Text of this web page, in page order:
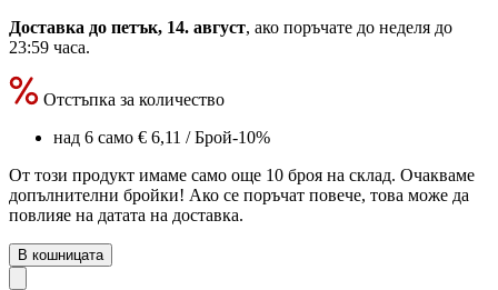
Доставка до петък, 14. август, ако поръчате до неделя до
23:59 часа.
Отстъпка за количество
над 6 само € 6,11 / Брой-10%
От този продукт имаме само още 10 броя на склад. Очакваме
допълнителни бройки! Ако се поръчат повече, това може да
повлияе на датата на доставка.
В кошницата